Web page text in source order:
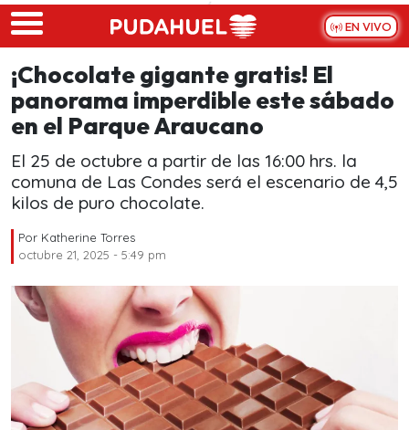
Skip to main content
EN VIVO
¡Chocolate gigante gratis! El
panorama imperdible este sábado
en el Parque Araucano
El 25 de octubre a partir de las 16:00 hrs. la
comuna de Las Condes será el escenario de 4,5
kilos de puro chocolate.
Por Katherine Torres
octubre 21, 2025 - 5:49 pm